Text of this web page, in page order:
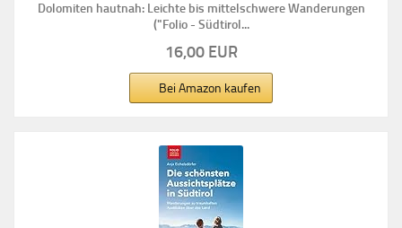
Dolomiten hautnah: Leichte bis mittelschwere Wanderungen
("Folio - Südtirol...
16,00 EUR
Bei Amazon kaufen